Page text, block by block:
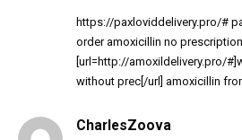
https://paxloviddelivery.pro/#
order amoxicillin no prescription
[url=http://amoxildelivery.pro/
without prec[/url] amoxicillin
CharlesZoova